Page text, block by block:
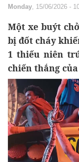
Monday, 15/06/2026 -
Một xe buýt
bị đốt cháy
1 thiếu niên
chiến thắng